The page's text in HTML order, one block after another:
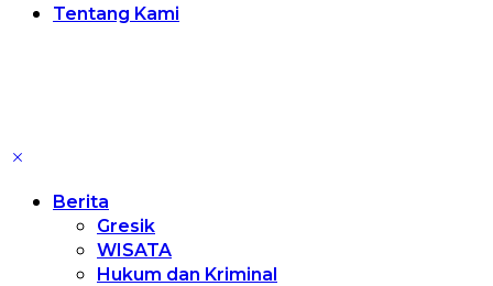
Tentang Kami
Berita
Gresik
WISATA
Hukum dan Kriminal